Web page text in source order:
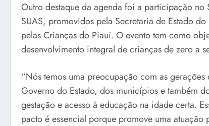
Outro destaque da agenda foi a participação no
SUAS, promovidos pela Secretaria de Estado
pelas Crianças do Piauí. O evento tem como
desenvolvimento integral de crianças de zero a
“Nós temos uma preocupação com as
Governo do Estado, dos municípios e também
gestação e acesso à educação na idade certa.
pacto é essencial porque promove uma